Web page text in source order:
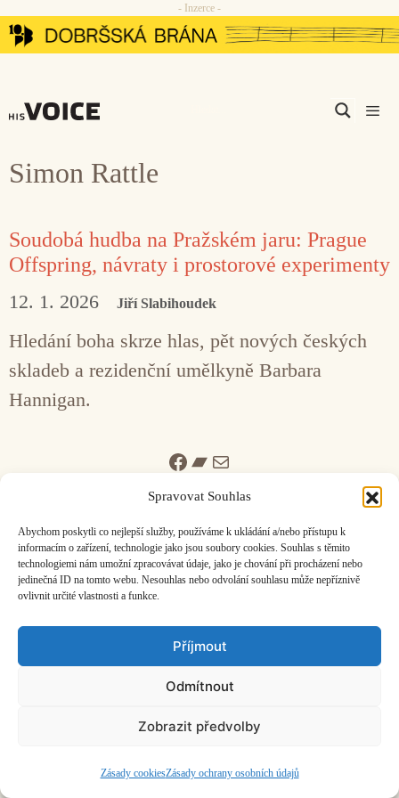
Spravovat Souhlas
Abychom poskytli co nejlepší služby, používáme k ukládání a/nebo přístupu k
informacím o zařízení, technologie jako jsou soubory cookies. Souhlas s těmito
technologiemi nám umožní zpracovávat údaje, jako je chování při procházení nebo
jedinečná ID na tomto webu. Nesouhlas nebo odvolání souhlasu může nepříznivě
ovlivnit určité vlastnosti a funkce.
Příjmout
Odmítnout
Zobrazit předvolby
Zásady cookiesZásady ochrany osobních údajů
Přeskočit
na
- Inzerce -
Simon Rattle
Soudobá hudba na Pražském jaru: Prague
Offspring, návraty i prostorové experimenty
12. 1. 2026 Jiří Slabihoudek
Hledání boha skrze hlas, pět nových českých
skladeb a rezidenční umělkyně Barbara
Hannigan.
Facebook
Bandcamp
Mail
ČASOPIS O JINÉ HUDBĚ | vydává Hudební informační středisko|
založeno 2001 | Kontaktujte nás: